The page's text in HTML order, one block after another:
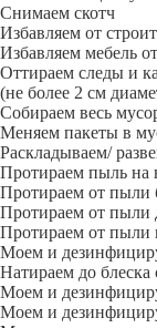
Снимаем скотч
Избавляем от
Избавляем мебель
Оттираем следы и
(не более 2 см
Собираем весь
Меняем пакеты в
Раскладываем/
Протираем пыль на
Протираем от пыли
Протираем от пыли
Протираем от пыли
Моем и
Натираем до блеска
Моем и
Моем и